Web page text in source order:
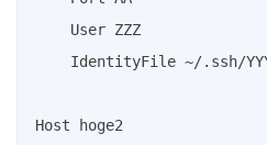
Host hoge2